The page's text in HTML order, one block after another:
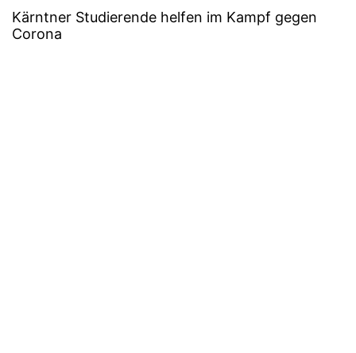
Kärntner Studierende helfen im Kampf gegen
Corona